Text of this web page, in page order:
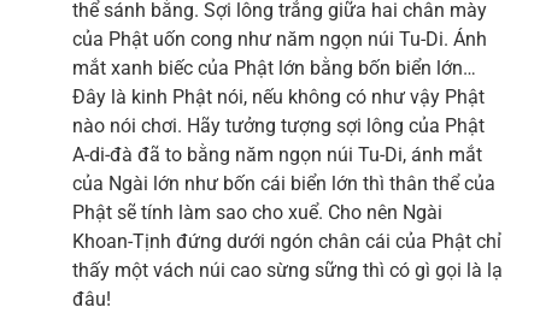
thể sánh bằng. Sợi lông trắng giữa hai chân mày
của Phật uốn cong như năm ngọn núi Tu-Di. Ánh
mắt xanh biếc của Phật lớn bằng bốn biển lớn…
Đây là kinh Phật nói, nếu không có như vậy Phật
nào nói chơi. Hãy tưởng tượng sợi lông của Phật
A-di-đà đã to bằng năm ngọn núi Tu-Di, ánh mắt
của Ngài lớn như bốn cái biển lớn thì thân thể của
Phật sẽ tính làm sao cho xuể. Cho nên Ngài
Khoan-Tịnh đứng dưới ngón chân cái của Phật chỉ
thấy một vách núi cao sừng sững thì có gì gọi là lạ
đâu!